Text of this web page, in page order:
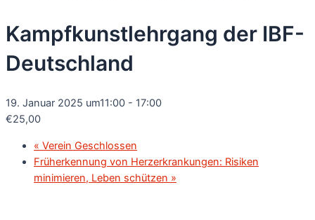
Kampfkunstlehrgang der IBF-
Deutschland
19. Januar 2025 um11:00 - 17:00
€25,00
« Verein Geschlossen
Früherkennung von Herzerkrankungen: Risiken
minimieren, Leben schützen »